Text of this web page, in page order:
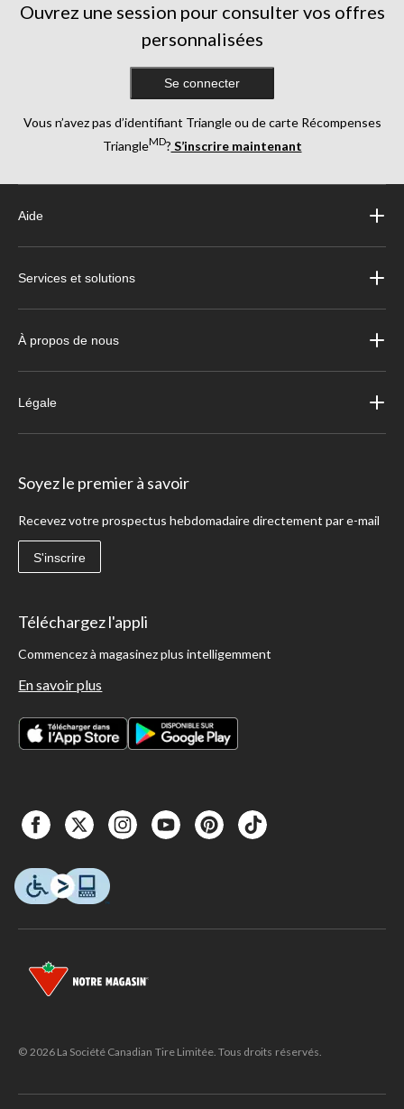
Ouvrez une session pour consulter vos offres
personnalisées
Se connecter
Vous n’avez pas d’identifiant Triangle ou de carte Récompenses
TriangleMD? S’inscrire maintenant
Aide
Services et solutions
À propos de nous
Légale
Soyez le premier à savoir
Recevez votre prospectus hebdomadaire directement par e-mail
S'inscrire
Téléchargez l'appli
Commencez à magasinez plus intelligemment
En savoir plus
© 2026 La Société Canadian Tire Limitée. Tous droits réservés.